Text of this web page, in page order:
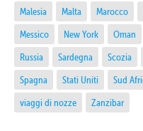
Malesia
Malta Marocco
Messico
New York Oman
Russia
Sardegna Scozia
Spagna
Stati Uniti Sud
viaggi di nozze
Zanzibar